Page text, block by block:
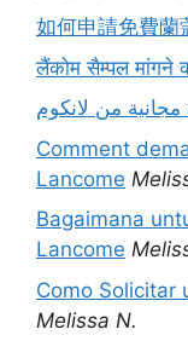
如何申請免費蘭
लैंकोम सैम्पल मांगने
من لانكوم
Comment
Lancome
Bagaimana
Lancome
Como Solicitar
Melissa N.